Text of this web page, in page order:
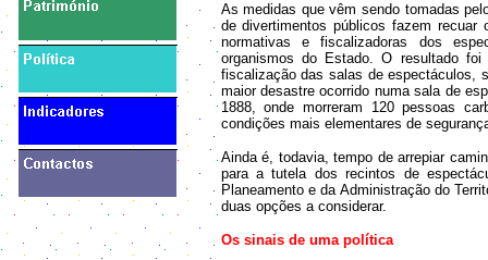
As medidas que vêm sendo tomadas
de divertimentos públicos fazem
normativas e fiscalizadoras dos
organismos do Estado. O resultado
fiscalização das salas de espectáculos,
maior desastre ocorrido numa sala de
1888, onde morreram 120 pessoas
condições mais elementares de
Ainda é, todavia, tempo de arrepiar
para a tutela dos recintos de
Planeamento e da Administração do
duas opções a considerar.
Os sinais de uma política